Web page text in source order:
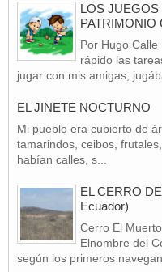
LOS
PATRIMONIO
Por Hugo
rápido las
jugar con mis amigas,
EL JINETE NOCTURNO
Mi pueblo era cubierto de
tamarindos, ceibos,
habían calles, s...
EL CERRO
Ecuador)
Cerro El
Elnombre del
según los primeros